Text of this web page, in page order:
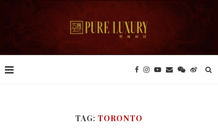
TAG: TORONTO